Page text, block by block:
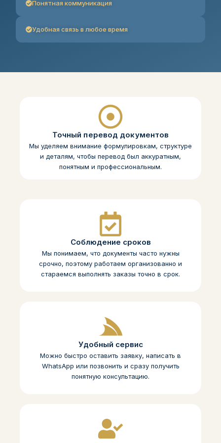
Понятная коммуникация
Удобная связь в любое время
Точный перевод документов
Мы уделяем внимание формулировкам, структуре
и деталям, чтобы перевод был аккуратным,
понятным и профессиональным.
Соблюдение сроков
Мы понимаем, что документы часто нужны
срочно, поэтому работаем организованно и
стараемся выполнять заказы точно в срок.
Удобный сервис
Можно быстро оставить заявку, написать в
WhatsApp или позвонить и сразу получить
понятную консультацию.